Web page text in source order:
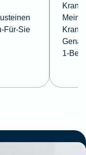
Für-Sie
Meine
1-